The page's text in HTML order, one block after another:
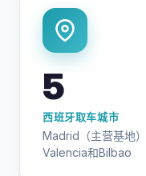
5
西班牙取车城市
Madrid（主营基地
Valencia和Bilbao